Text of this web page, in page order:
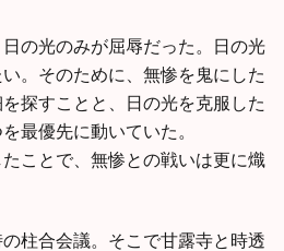
の光のみが屈辱だった。日の光
。そのために、無惨を鬼にした
探すことと、日の光を克服した
最優先に動いていた。
ことで、無惨との戦いは更に熾
柱合会議。そこで甘露寺と時透